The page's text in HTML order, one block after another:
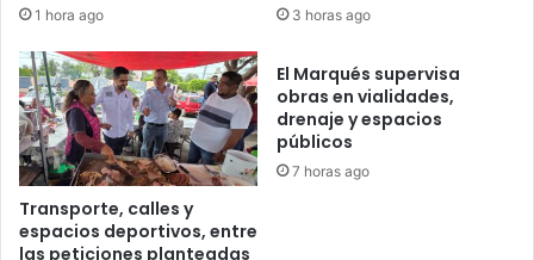
1 hora ago 3 horas ago
Transporte, calles y
espacios deportivos, entre
las peticiones planteadas
El Marqués supervisa
obras en vialidades,
drenaje y espacios
públicos
7 horas ago